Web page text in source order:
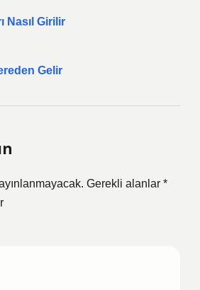
Nasıl Girilir
Gelir
Gerekli alanlar *